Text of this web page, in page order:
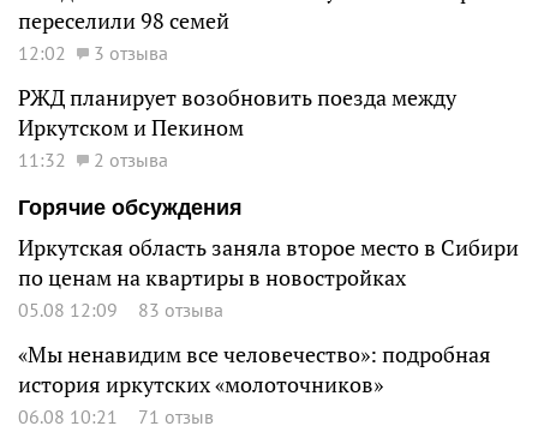
переселили 98 семей
12:02 3 отзыва
РЖД планирует возобновить поезда между
Иркутском и Пекином
11:32
2 отзыва
Горячие обсуждения
Иркутская область заняла второе место в Сибири
по ценам на квартиры в новостройках
05.08 12:09 83 отзыва
«Мы ненавидим все человечество»: подробная
история иркутских «молоточников»
06.08 10:21 71 отзыв